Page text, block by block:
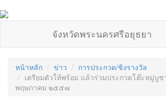
จังหวัดพระนครศรีอยุธยา
หน้าหลัก ข่าว
การประกวด/ชิงรางวัล
เตรียมตัวให้พร้อม แล้วร่วมประกวดโต๊ะหมู่
พฤษภาคม ๒๕๕๗